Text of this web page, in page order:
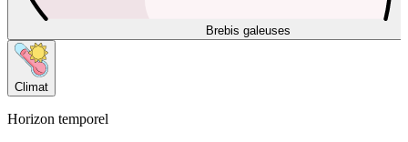
Brebis galeuses
Climat
Horizon temporel